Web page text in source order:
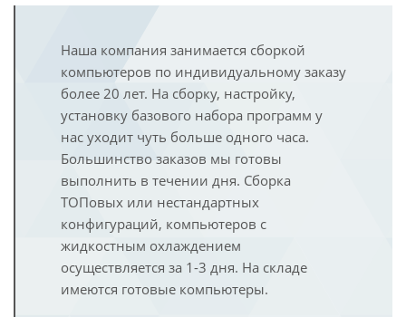
Наша компания занимается сборкой
компьютеров по индивидуальному заказу
более 20 лет. На сборку, настройку,
установку базового набора программ у
нас уходит чуть больше одного часа.
Большинство заказов мы готовы
выполнить в течении дня. Сборка
ТОПовых или нестандартных
конфигураций, компьютеров с
жидкостным охлаждением
осуществляется за 1-3 дня. На складе
имеются готовые компьютеры.